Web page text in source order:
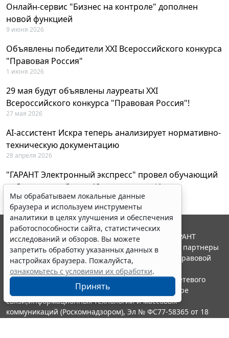
Онлайн-сервис "Бизнес на контроле" дополнен
новой функцией
9 июня 2026
Объявлены победители XXI Всероссийского конкурса
"Правовая Россия"
1 июня 2026
29 мая будут объявлены лауреаты XXI
Всероссийского конкурса "Правовая Россия"!
27 мая 2026
AI-ассистент Искра теперь анализирует нормативно-
техническую документацию
28 апреля 2026
"ГАРАНТ Электронный экспресс" провел обучающий
вебинар по работе с AI-ассистентом Искра
23 апреля 2026
Мы обрабатываем локальные данные
браузера и используем инструменты
аналитики в целях улучшения и обеспечения
работоспособности сайта, статистических
исследований и обзоров. Вы можете
запретить обработку указанных данных в
настройках браузера. Пожалуйста,
ознакомьтесь с условиями их обработки.
Принять
© ООО "НПП "ГАРАНТ-СЕРВИС", 2026. Система ГАРАНТ
выпускается с 1990 года. Компания "Гарант" и ее партнеры
являются участниками Российской ассоциации правовой
информации ГАРАНТ.
Портал ГАРАНТ.РУ зарегистрирован в качестве сетевого
издания Федеральной службой по надзору в сфере
связи,информационных технологий и массовых
коммуникаций (Роскомнадзором), Эл № ФС77-58365 от 18